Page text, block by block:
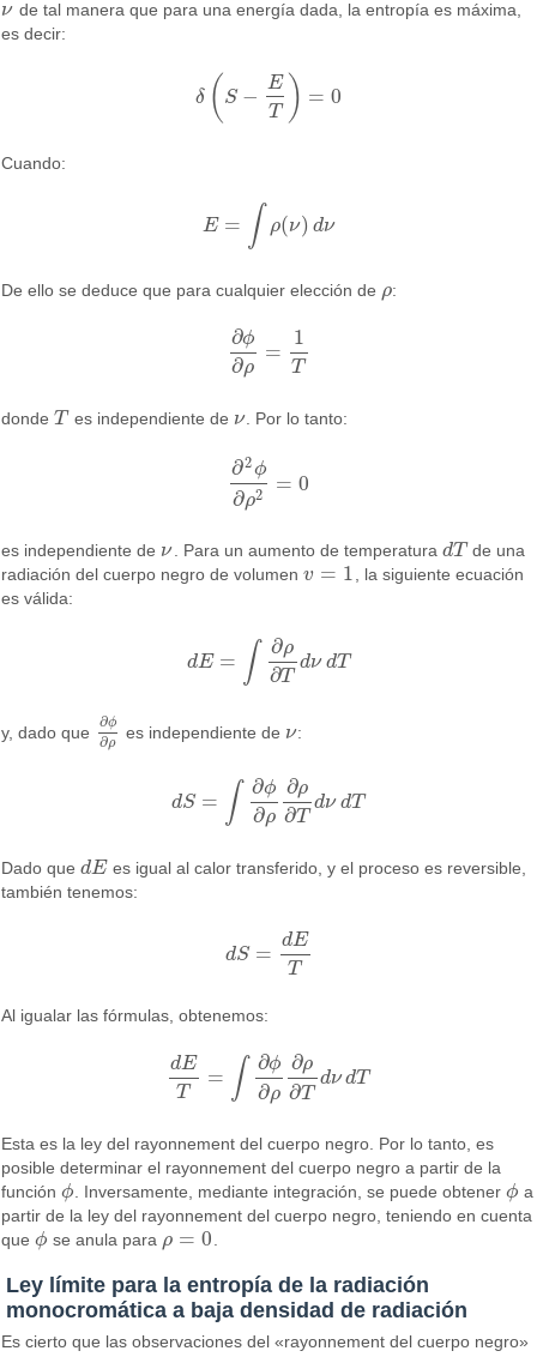
ν
ν de tal manera que para una energía dada, la entropía es máxima,
es decir:
δ ( S −
E
T
) = 0
δ( S− ET = 0
Cuando:
E = ∫ ρ(ν) dν
E ∫ρ (ν) dν
De ello se deduce que para cualquier elección de ρ
ρ:
∂ϕ
∂ρ
=
1
T
∂ϕ∂ ρ= 1T
dondeT
T es independiente de ν
ν . Por lo tanto:
∂2ϕ
∂ρ2 = 0
∂2ϕ∂ 2= 0
es independiente de ν
ν . Para un aumento de temperaturadT
dT de una
radiación del cuerpo negro de volumenv = 1
v=1
, la siguiente ecuación
es válida:
dE = ∫ ∂ρ
∂T
dν dT
dE= ∂ ∂TdνdT
y, dado que
∂ϕ
∂ρ
∂ϕ∂ ρ
es independiente de ν
ν :
dS = ∫ ∂ϕ
∂ρ
∂ρ
∂T
dν dT
dS= ∂ ∂ρ∂ρ∂TdνdT
Dado quedE
dE es igual al calor transferido, y el proceso es reversible,
también tenemos:
dS =
dE
T
dS=d ET
Al igualar las fórmulas, obtenemos:
dE
T
= ∫ ∂ϕ
∂ρ
∂ρ
∂T
dν dT
d ET= ∂ ∂ρ∂ρ∂TdνdT
Esta es la ley del rayonnement del cuerpo negro. Por lo tanto, es
posible determinar el rayonnement del cuerpo negro a partir de la
funciónϕ
ϕ . Inversamente, mediante integración, se puede obtenerϕ
ϕ a
partir de la ley del rayonnement del cuerpo negro, teniendo en cuenta
queϕ
ϕ se anula para ρ = 0
ρ=0 .
Ley límite para la entropía de la radiación
monocromática a baja densidad de radiación
Es cierto que las observaciones del «rayonnement del cuerpo negro»